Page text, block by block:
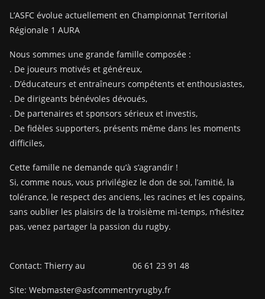
L’ASFC évolue actuellement en Championnat Territorial
Régionale 1 AURA
Nous sommes une grande famille composée :
. De joueurs motivés et généreux,
. D’éducateurs et entraîneurs compétents et enthousiastes,
. De dirigeants bénévoles dévoués,
. De partenaires et sponsors sérieux et investis,
. De fidèles supporters, présents même dans les moments
difficiles,
Cette famille ne demande qu’à s’agrandir !
Si, comme nous, vous privilégiez le don de soi, l’amitié, la
tolérance, le respect des anciens, les racines et les copains,
sans oublier les plaisirs de la troisième mi-temps, n’hésitez
pas, venez partager la passion du rugby.
Contact: Thierry au 06 61 23 91 48
Site: Webmaster@asfcommentryrugby.fr